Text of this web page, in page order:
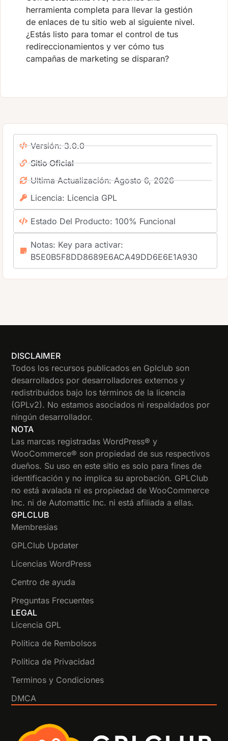
herramienta completa para llevar la gestión
de enlaces de tu sitio web al siguiente nivel.
¿Estás listo para tomar el control de tus
redireccionamientos y ver cómo tus
campañas de marketing se disparan?
Versión: 3.0.0
Sitio Oficial
Ultima Actualización: Agosto 6, 2026
Licencia: Licencia GPL
Estado Del Producto: 100% Funcional
Notas: Key para activar:
B5E0B5F8DD8689E6ACA49DD6E6E1A930
DISCLAIMER
Todos los recursos publicados en Gplclub son
desarrollados por desarrolladores externos y
redistribuidos bajo los términos de la licencia
(GPLv2). No estamos asociados ni respaldados por
ningún desarrollador.
NOTA
Las marcas registradas WordPress® y
WooCommerce® son propiedad de sus respectivos
dueños. Su uso en este sitio es solo para fines de
identificación y no implica su aprobación. GPLClub
no está avalada ni es propiedad de WooCommerce
Inc. ni de Automattic Inc. ni está afiliada a ellas.
GPLCLUB
Membresias
GPLClub Updater
Licencias WordPress
Centro de ayuda
Preguntas Frecuentes
LEGAL
Licencia GPL
Politica de Rembolsos
Politica de Privacidad
Terminos y Condiciones
DMCA